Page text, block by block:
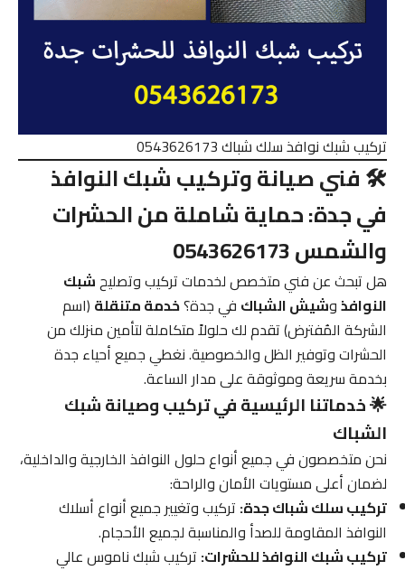
تركيب شبك نوافذ سلك شباك 0543626173
🛠️ فني صيانة وتركيب شبك النوافذ
في جدة: حماية شاملة من الحشرات
والشمس 0543626173
هل تبحث عن فني متخصص لخدمات تركيب وتصليحشبك
النوافذوشيش الشباك في جدة؟خدمة متنقلة (اسم
الشركة المُفترض) تقدم لك حلولاً متكاملة لتأمين منزلك من
الحشرات وتوفير الظل والخصوصية. نغطي جميع أحياء جدة
بخدمة سريعة وموثوقة على مدار الساعة.
🌟 خدماتنا الرئيسية في تركيب وصيانة شبك
الشباك
نحن متخصصون في جميع أنواع حلول النوافذ الخارجية والداخلية،
لضمان أعلى مستويات الأمان والراحة:
تركيب سلك شباك جدة: تركيب وتغيير جميع أنواع أسلاك
النوافذ المقاومة للصدأ والمناسبة لجميع الأحجام.
تركيب شبك النوافذ للحشرات: تركيب شبك ناموس عالي